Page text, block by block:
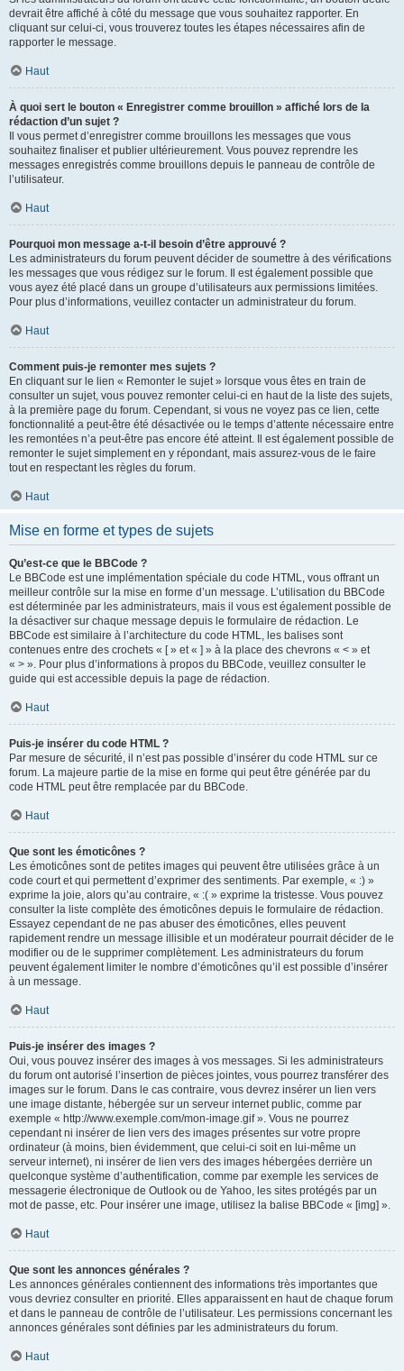
devrait être affiché à côté du message que vous souhaitez rapporter. En
cliquant sur celui-ci, vous trouverez toutes les étapes nécessaires afin de
rapporter le message.
Haut
À quoi sert le bouton « Enregistrer comme brouillon » affiché lors de la
rédaction d’un sujet ?
Il vous permet d’enregistrer comme brouillons les messages que vous
souhaitez finaliser et publier ultérieurement. Vous pouvez reprendre les
messages enregistrés comme brouillons depuis le panneau de contrôle de
l’utilisateur.
Haut
Pourquoi mon message a-t-il besoin d’être approuvé ?
Les administrateurs du forum peuvent décider de soumettre à des vérifications
les messages que vous rédigez sur le forum. Il est également possible que
vous ayez été placé dans un groupe d’utilisateurs aux permissions limitées.
Pour plus d’informations, veuillez contacter un administrateur du forum.
Haut
Comment puis-je remonter mes sujets ?
En cliquant sur le lien « Remonter le sujet » lorsque vous êtes en train de
consulter un sujet, vous pouvez remonter celui-ci en haut de la liste des sujets,
à la première page du forum. Cependant, si vous ne voyez pas ce lien, cette
fonctionnalité a peut-être été désactivée ou le temps d’attente nécessaire entre
les remontées n’a peut-être pas encore été atteint. Il est également possible de
remonter le sujet simplement en y répondant, mais assurez-vous de le faire
tout en respectant les règles du forum.
Haut
Mise en forme et types de sujets
Qu’est-ce que le BBCode ?
Le BBCode est une implémentation spéciale du code HTML, vous offrant un
meilleur contrôle sur la mise en forme d’un message. L’utilisation du BBCode
est déterminée par les administrateurs, mais il vous est également possible de
la désactiver sur chaque message depuis le formulaire de rédaction. Le
BBCode est similaire à l’architecture du code HTML, les balises sont
contenues entre des crochets « [ » et « ] » à la place des chevrons « < » et
« > ». Pour plus d’informations à propos du BBCode, veuillez consulter le
guide qui est accessible depuis la page de rédaction.
Haut
Puis-je insérer du code HTML ?
Par mesure de sécurité, il n’est pas possible d’insérer du code HTML sur ce
forum. La majeure partie de la mise en forme qui peut être générée par du
code HTML peut être remplacée par du BBCode.
Haut
Que sont les émoticônes ?
Les émoticônes sont de petites images qui peuvent être utilisées grâce à un
code court et qui permettent d’exprimer des sentiments. Par exemple, « :) »
exprime la joie, alors qu’au contraire, « :( » exprime la tristesse. Vous pouvez
consulter la liste complète des émoticônes depuis le formulaire de rédaction.
Essayez cependant de ne pas abuser des émoticônes, elles peuvent
rapidement rendre un message illisible et un modérateur pourrait décider de le
modifier ou de le supprimer complètement. Les administrateurs du forum
peuvent également limiter le nombre d’émoticônes qu’il est possible d’insérer
à un message.
Haut
Puis-je insérer des images ?
Oui, vous pouvez insérer des images à vos messages. Si les administrateurs
du forum ont autorisé l’insertion de pièces jointes, vous pourrez transférer des
images sur le forum. Dans le cas contraire, vous devrez insérer un lien vers
une image distante, hébergée sur un serveur internet public, comme par
exemple « http://www.exemple.com/mon-image.gif ». Vous ne pourrez
cependant ni insérer de lien vers des images présentes sur votre propre
ordinateur (à moins, bien évidemment, que celui-ci soit en lui-même un
serveur internet), ni insérer de lien vers des images hébergées derrière un
quelconque système d’authentification, comme par exemple les services de
messagerie électronique de Outlook ou de Yahoo, les sites protégés par un
mot de passe, etc. Pour insérer une image, utilisez la balise BBCode « [img] ».
Haut
Que sont les annonces générales ?
Les annonces générales contiennent des informations très importantes que
vous devriez consulter en priorité. Elles apparaissent en haut de chaque forum
et dans le panneau de contrôle de l’utilisateur. Les permissions concernant les
annonces générales sont définies par les administrateurs du forum.
Haut